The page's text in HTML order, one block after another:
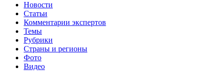
Новости
Статьи
Комментарии экспертов
Темы
Рубрики
Страны и регионы
Фото
Видео